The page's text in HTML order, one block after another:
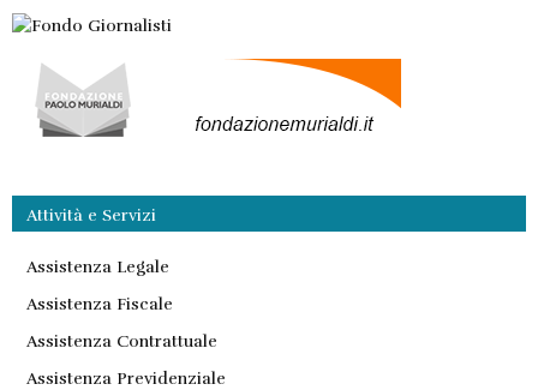
Attività e Servizi
Assistenza Legale
Assistenza Fiscale
Assistenza Contrattuale
Assistenza Previdenziale